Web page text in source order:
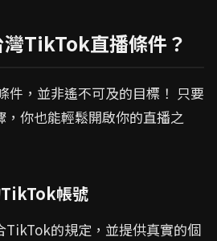
TikTok直播條件？
件，並非遙不可及的目標！ 只要
你也能輕鬆開啟你的直播之
帳號
TikTok的規定，並提供真實的個